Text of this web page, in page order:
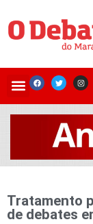
Tratamento
de debates